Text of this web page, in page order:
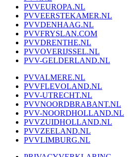
PVVEUROPA.NL
PVVEERSTEKAMER.NL
PVVDENHAAG.NL
PVVFRYSLAN.COM
PVVDRENTHE.NL
PVVOVERIJSSEL.NL
PVV-GELDERLAND.NL
PVVALMERE.NL
PVVFLEVOLAND.NL
PVV-UTRECHT.NL
PVVNOORDBRABANT.NL
PVV-NOORDHOLLAND.NL
PVVZUIDHOLLAND.NL
PVVZEELAND.NL
PVVLIMBURG.NL